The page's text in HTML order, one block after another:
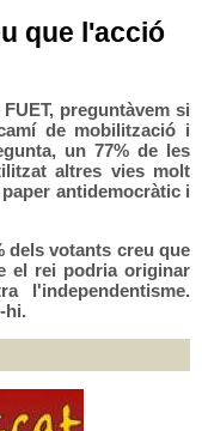
que l'acció
preguntàvem si
de mobilització i
un 77% de les
altres vies molt
antidemocràtic i
dels votants creu que
el rei podria originar
l'independentisme.
hi.